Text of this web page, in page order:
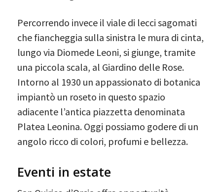
Percorrendo invece il viale di lecci sagomati
che fiancheggia sulla sinistra le mura di cinta,
lungo via Diomede Leoni, si giunge, tramite
una piccola scala, al Giardino delle Rose.
Intorno al 1930 un appassionato di botanica
impiantò un roseto in questo spazio
adiacente l’antica piazzetta denominata
Platea Leonina. Oggi possiamo godere di un
angolo ricco di colori, profumi e bellezza.
Eventi in estate